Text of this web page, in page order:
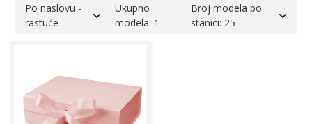
Po naslovu -
rastuće
Ukupno
modela: 1
Broj modela po
stanici: 25